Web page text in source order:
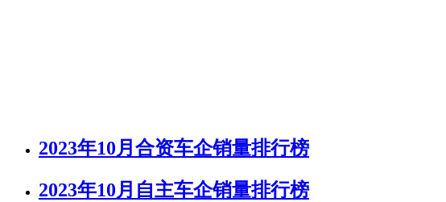
2023年10月合资车企销量排行榜
2023年10月自主车企销量排行榜